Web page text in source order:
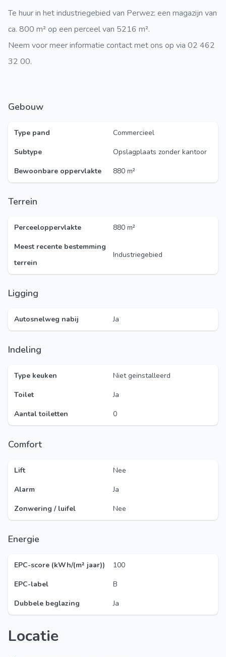
Te huur in het industriegebied van Perwez: een magazijn van
ca. 800 m² op een perceel van 5216 m².
Neem voor meer informatie contact met ons op via 02 462
32 00.
Gebouw
Type pand
Commercieel
Subtype
Opslagplaats zonder kantoor
Bewoonbare oppervlakte
880 m²
Terrein
Perceeloppervlakte
880 m²
Meest recente bestemming
terrein
Industriegebied
Ligging
Autosnelweg nabij Ja
Indeling
Type keuken
Niet geïnstalleerd
Toilet
Ja
Aantal toiletten
0
Comfort
Lift
Nee
Alarm
Ja
Zonwering / luifel
Nee
Energie
EPC-score (kWh/(m² jaar))
100
EPC-label
B
Dubbele beglazing
Ja
Locatie